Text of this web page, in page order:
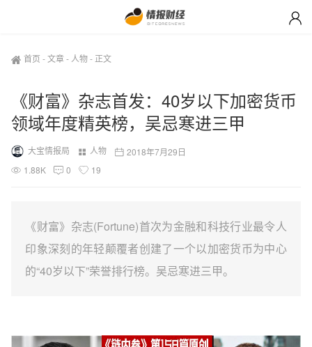
首页 -文章- 人物- 正文
《财富》杂志首发：40岁以下加密货币
领域年度精英榜，吴忌寒进三甲
大宝情报局 人物
2018年7月29日
1.88K
0 19
《财富》杂志(Fortune)首次为金融和科技行业最令人
印象深刻的年轻颠覆者创建了一个以加密货币为中心
的“40岁以下”荣誉排行榜。吴忌寒进三甲。